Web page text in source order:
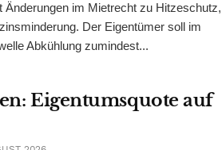
Änderungen im Mietrecht zu Hitzeschutz,
Der Eigentümer soll im
Abkühlung zumindest...
Eigentumsquote auf